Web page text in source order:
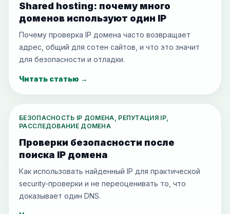
Shared hosting: почему много
доменов используют один IP
Почему проверка IP домена часто возвращает
адрес, общий для сотен сайтов, и что это значит
для безопасности и отладки.
Читать статью →
БЕЗОПАСНОСТЬ IP ДОМЕНА, РЕПУТАЦИЯ IP,
РАССЛЕДОВАНИЕ ДОМЕНА
Проверки безопасности после
поиска IP домена
Как использовать найденный IP для практической
security-проверки и не переоценивать то, что
доказывает один DNS.